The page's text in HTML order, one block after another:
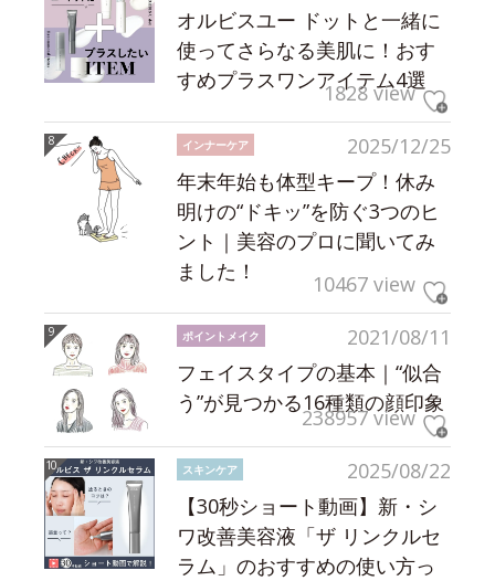
オルビスユー ドットと一緒に
使ってさらなる美肌に！おす
すめプラスワンアイテム4選
1828 view
2025/12/25
インナーケア
年末年始も体型キープ！休み
明けの“ドキッ”を防ぐ3つのヒ
ント｜美容のプロに聞いてみ
ました！
10467 view
2021/08/11
ポイントメイク
フェイスタイプの基本｜“似合
う”が見つかる16種類の顔印象
238957 view
2025/08/22
スキンケア
【30秒ショート動画】新・シ
ワ改善美容液「ザ リンクルセ
ラム」のおすすめの使い方っ